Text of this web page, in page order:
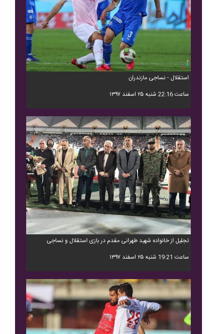
استقلال - نساجی مازندران
ساعت 22:16 شنبه ۲۵ اسفند ۱۳۹۷
تجلیل از خانواده شهید طهرانی مقدم در بازی استقلال و نساجی
ساعت 19:21 شنبه ۲۵ اسفند ۱۳۹۷